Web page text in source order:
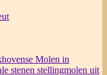
Molen in
stenen stellingmolen uit